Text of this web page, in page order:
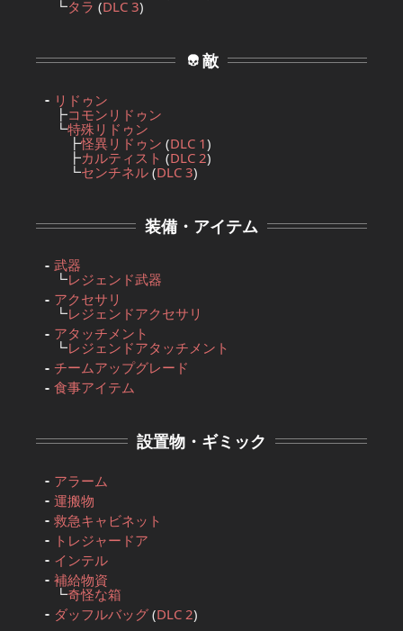
┗タラ (DLC 3)
敵
リドゥン
┣コモンリドゥン
┗特殊リドゥン
┣怪異リドゥン (DLC 1)
┣カルティスト (DLC 2)
┗センチネル (DLC 3)
装備・アイテム
武器
┗レジェンド武器
アクセサリ
┗レジェンドアクセサリ
アタッチメント
┗レジェンドアタッチメント
チームアップグレード
食事アイテム
設置物・ギミック
アラーム
運搬物
救急キャビネット
トレジャードア
インテル
補給物資
┗奇怪な箱
ダッフルバッグ (DLC 2)